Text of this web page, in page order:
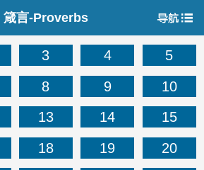
箴言-Proverbs
3 4
5
8 9
10
13 14
15
18 19
20